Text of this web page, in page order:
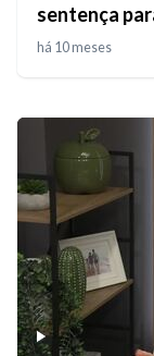
sentença
há 10 meses